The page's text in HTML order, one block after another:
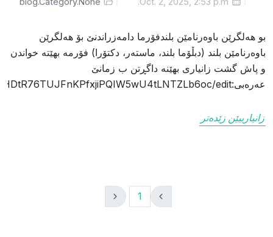
بو هەلگرێن باوەرنامێن بلندفۆرما دامەزراندنێ بۆ هەلگرێن
باوەرنامێن بلند (دبڵۆما بلند، ماستەر، دکتۆرا) فۆرمە بهێتە خواندن
و پاش گشت زانياری بهێنە داگڕتن ب زمانێ
عەرەبی:https://docs.google.com/forms/d/1fpRe4RfpHDtR76TUJFnKPfxjiPQIW5wU4tLNTZLb6oc/edit
زانیارییێن زێدەتر
1